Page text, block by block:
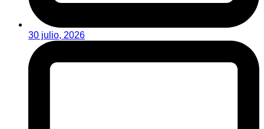
30 julio, 2026